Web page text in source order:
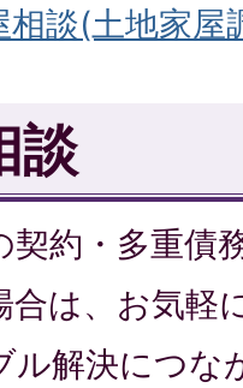
談(土地家屋
談
約・多重債
合は、お気軽
ル解決につな